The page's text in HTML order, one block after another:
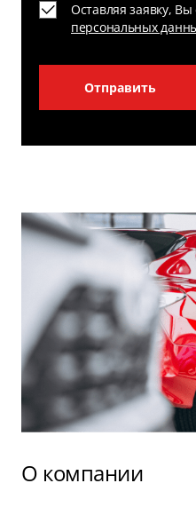
Оставляя заявку, Вы
персональных
Отправить
О компании